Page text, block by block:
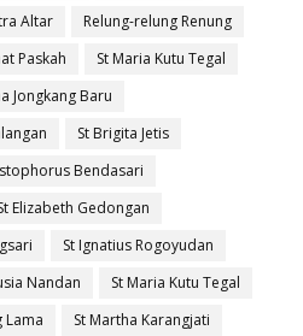
Altar
Relung-relung Renung
Paskah
St Maria Kutu Tegal
Jongkang Baru
St Brigita Jetis
Bendasari
Elizabeth Gedongan
St Ignatius Rogoyudan
Nandan
St Maria Kutu Tegal
Lama
St Martha Karangjati